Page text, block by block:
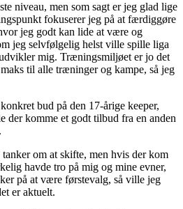
niveau, men som sagt er jeg glad lige
fokuserer jeg på at færdiggøre
jeg godt kan lide at være og
jeg selvfølgelig helst ville spille liga
mig. Træningsmiljøet er jo det
til alle træninger og kampe, så jeg
bud på den 17-årige keeper,
der komme et godt tilbud fra en anden
om at skifte, men hvis der kom
havde tro på mig og mine evner,
på at være førstevalg, så ville jeg
er aktuelt.